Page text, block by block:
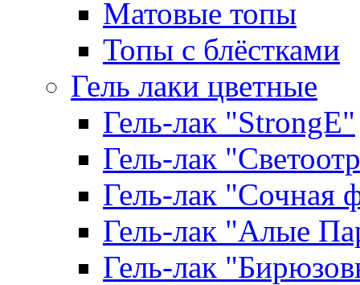
Матовые топы
Топы с блёстками
Гель лаки цветные
Гель-лак "StrongE"
Гель-лак
Гель-лак "Сочная
Гель-лак "Алые
Гель-лак